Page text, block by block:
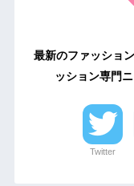
最新のファッショ
ッション専門
Twitter